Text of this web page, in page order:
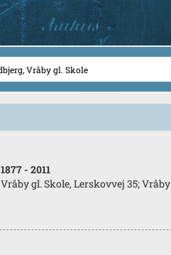
1877 - 2011
Vråby gl. Skole, Lerskovvej 35; Vråby